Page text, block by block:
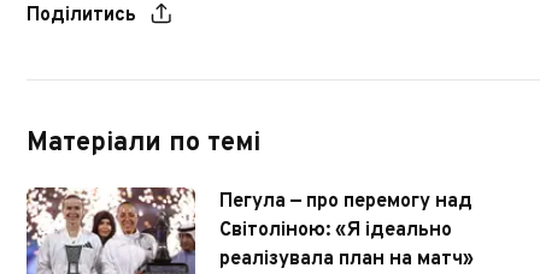
Поділитись
Матеріали по темі
Пегула — про перемогу над
Світоліною: «Я ідеально
реалізувала план на матч»